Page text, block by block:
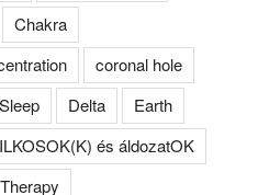
Chakra
coronal hole
Delta
Earth
és áldozatOK